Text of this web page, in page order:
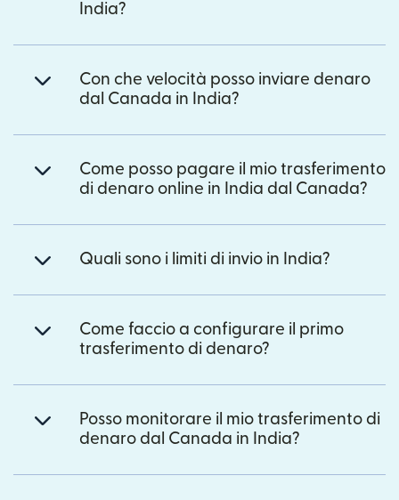
India?
Con che velocità posso inviare denaro
dal Canada in India?
Come posso pagare il mio trasferimento
di denaro online in India dal Canada?
Quali sono i limiti di invio in India?
Come faccio a configurare il primo
trasferimento di denaro?
Posso monitorare il mio trasferimento di
denaro dal Canada in India?